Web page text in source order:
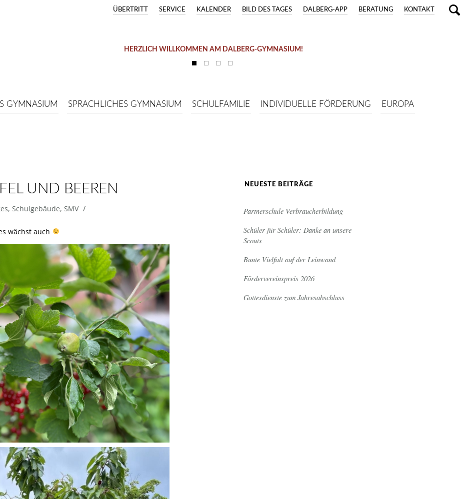
KONTAKT
BERATUNG
DALBERG-APP
BILD DES TAGES
KALENDER
SERVICE
ÜBERTRITT
HERZLICH WILLKOMMEN AM DALBERG-GYMNASIUM!
GYMNASIUM SPRACHLICHES GYMNASIUM SCHULFAMILIE INDIVIDUELLE FÖRDERUNG EUROPA
UND BEEREN
, Schulgebäude, SMV /
wächst auch
NEUESTE BEITRÄGE
Partnerschule Verbraucherbildung
Schüler für Schüler: Danke an unsere
Scouts
Bunte Vielfalt auf der Leinwand
Fördervereinspreis 2026
Gottesdienste zum Jahresabschluss